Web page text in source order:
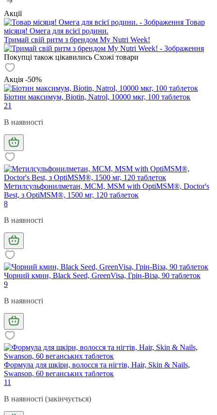
Акції
Товар
місяця! Омега для всієї родини.
Тримай свій ритм з брендом My Nutri Week!
Покупці також цікавились Схожі товари
Акція -50%
Біотин максимум, Biotin, Natrol, 10000 мкг, 100 таблеток
21
В наявності
Метилсульфонилметан, МСМ, MSM with OptiMSM®, Doctor's
Best, з OptiMSM®, 1500 мг, 120 таблеток
8
В наявності
Чорний кмин, Black Seed, GreenVisa, Грін-Віза, 90 таблеток
9
В наявності
Формула для шкіри, волосся та нігтів, Hair, Skin & Nails,
Swanson, 60 веганських таблеток
11
В наявності (закінчується)